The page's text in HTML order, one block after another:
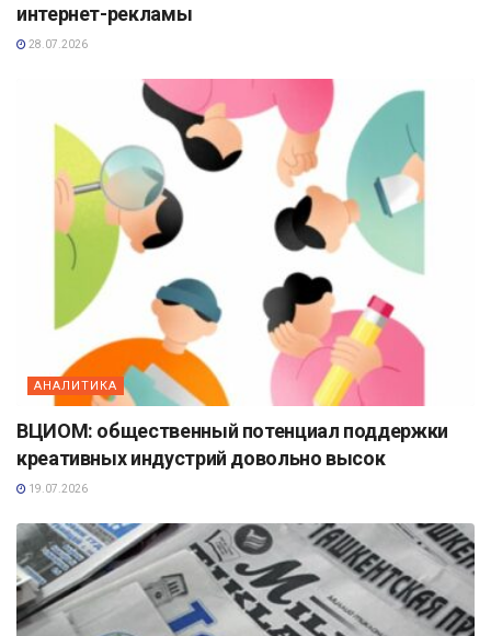
интернет-рекламы
28.07.2026
АНАЛИТИКА
ВЦИОМ: общественный потенциал поддержки
креативных индустрий довольно высок
19.07.2026